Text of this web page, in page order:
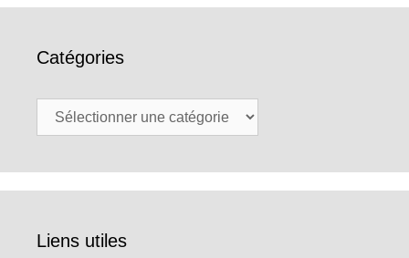
Catégories
Catégories
Liens utiles